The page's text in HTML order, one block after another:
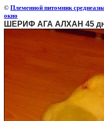
© Племенной питомник
окно
ШЕРИФ АГА АЛХАН 45